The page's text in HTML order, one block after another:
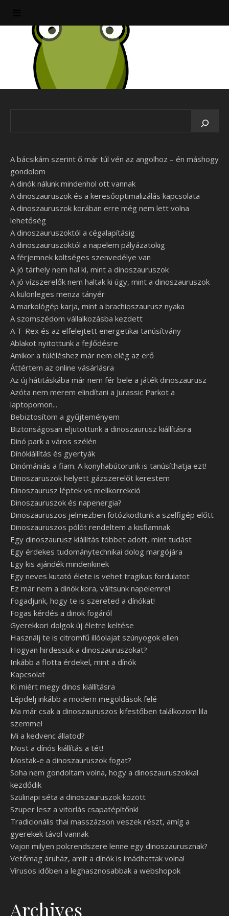
A bácsikám szerint ő már túl vén az angolhoz – én máshogy
gondolom
A dinók nálunk mindenhol ott vannak
A dinoszauruszok és a keresőoptimalizálás kapcsolata
A dinoszauruszok korában erre még nem lett volna
lehetőség
A dinoszauruszoktól a cégalapításig
A dinoszauruszoktól a napelem pályázatokig
A férjemnek költséges szenvedélye van
A jó tárhely nem hal ki, mint a dinoszauruszok
A jó vízszerelők nem haltak ki úgy, mint a dinoszauruszok
A különleges menza tányér
A markológép karja, mint a brachioszaurusz nyaka
A szomszédom vállalkozásba kezdett
A T-Rex és az elfelejtett energetikai tanúsítvány
Ablakot nyitottunk a fejlődésre
Amikor a túléléshez már nem elég az erő
Áttértem az online vásárlásra
Az új hátitáskába már nem fér bele a játék dinoszaurusz
Azóta nem merem elindítani a Jurassic Parkot a
laptopomon...
Bebiztosítom a gyűjteményem
Biztonságosan eljutottunk a dinoszaurusz kiállításra
Dinó park a város szélén
Dínókiállítás és gyertyák
Dinómániás a fiam. A konyhabútorunk is tanúsíthatja ezt!
Dinoszaruszok helyett gázszerelőt kerestem
Dinoszaurusz léptek vs mellkorrekció
Dinoszauruszok és napenergia?
Dinoszauruszos jelmezben fotózkodtunk a szelfigép előtt
Dinoszauruszos pólót rendeltem a kisfiamnak
Egy dinoszaurusz kiállítás többet adott, mint tudást
Egy érdekes tudománytechnikai dolog margójára
Egy kis ajándék mindenkinek
Egy neves kutató élete is vehet tragikus fordulatot
Ez már nem a dinók kora, váltsunk napelemre!
Fogadjunk, hogy te is szereted a dínókat!
Fogas kérdés a dinok fogáról
Gyerekkori dolgok új életre keltése
Használj te is citromfű illóolajat szúnyogok ellen
Hogyan hirdessük a dinoszauruszokat?
Inkább a flotta érdekel, mint a dínók
Kapcsolat
Ki miért megy dinos kiállításra
Lépdelj inkább a modern megoldások felé
Ma már csak a dinoszauruszos kifestőben találkozom lila
szemmel
Mi a kedvenc állatod?
Most a dínós kiállítás a tét!
Mostak-e a dinoszauruszok fogat?
Soha nem gondoltam volna, hogy a dinoszauruszokkal
kezdődik
Szülinapi séta a dinoszauruszok között
Szuper lesz a vitorlás csapatépítőnk!
Tradicionális thai masszázson veszek részt, amíg a
gyerekek távol vannak
Vajon milyen polcrendszere lenne egy dinoszaurusznak?
Vetőmag áruház, amit a dínók is imádhattak volna!
Vírusos időben a leghasznosabbak a webshopok
Archives